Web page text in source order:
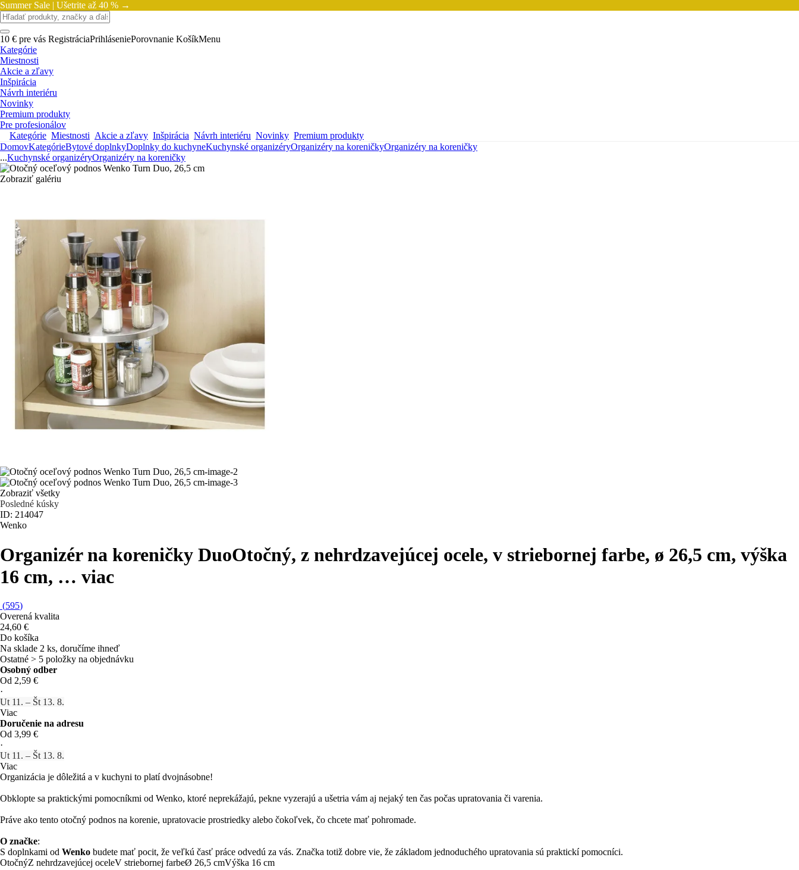
Summer Sale | Ušetrite až 40 % →
10 € pre vás RegistráciaPrihláseniePorovnanie KošíkMenu
Kategórie
Miestnosti
Akcie a zľavy
Inšpirácia
Návrh interiéru
Novinky
Premium produkty
Pre profesionálov
Kategórie Miestnosti Akcie a zľavy Inšpirácia Návrh interiéru Novinky Premium produkty
DomovKategórieBytové doplnkyDoplnky do kuchyneKuchynské organizéryOrganizéry na koreničkyOrganizéry na koreničky
...Kuchynské organizéryOrganizéry na koreničky
Zobraziť galériu
Zobraziť všetky
Posledné kúsky
ID: 214047
Wenko
Organizér na koreničky DuoOtočný, z nehrdzavejúcej ocele, v striebornej farbe, ø 26,5 cm, výška
16 cm, … viac
(595)
Overená kvalita
24,60 €
Do košíka
Na sklade 2 ks, doručíme ihneď
Ostatné > 5 položky na objednávku
Osobný odber
Od 2,59 €
·
Ut 11. – Št 13. 8.
Viac
Doručenie na adresu
Od 3,99 €
·
Ut 11. – Št 13. 8.
Viac
Organizácia je dôležitá a v kuchyni to platí dvojnásobne!
Obklopte sa praktickými pomocníkmi od Wenko, ktoré neprekážajú, pekne vyzerajú a ušetria vám aj nejaký ten čas počas upratovania či varenia.
Práve ako tento otočný podnos na korenie, upratovacie prostriedky alebo čokoľvek, čo chcete mať pohromade.
O značke:
S doplnkami od Wenko budete mať pocit, že veľkú časť práce odvedú za vás. Značka totiž dobre vie, že základom jednoduchého upratovania sú praktickí pomocníci.
OtočnýZ nehrdzavejúcej oceleV striebornej farbeØ 26,5 cmVýška 16 cm